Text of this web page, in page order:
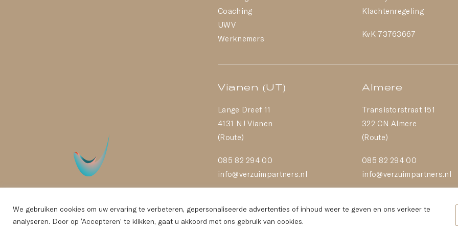
We gebruiken cookies om uw ervaring te verbeteren, gepersonaliseerde advertenties of inhoud weer te geven en ons verkeer te
analyseren. Door op ‘Accepteren’ te klikken, gaat u akkoord met ons gebruik van cookies.
Coaching
UWV
Werknemers
Klachtenregeling
KvK 73763667
Vianen (UT)
Lange Dreef 11
4131 NJ Vianen
(Route)
085 82 294 00
info@verzuimpartners.nl
Almere
Transistorstraat 151
322 CN Almere
(Route)
085 82 294 00
info@verzuimpartners.nl